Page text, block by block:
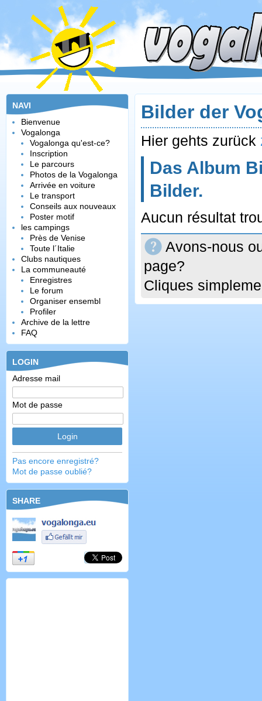
NAVI
Bienvenue
Vogalonga
Vogalonga qu'est-ce?
Inscription
Le parcours
Photos de la Vogalonga
Arrivée en voiture
Le transport
Conseils aux nouveaux
Poster motif
les campings
Près de Venise
Toute l´Italie
Clubs nautiques
La communeauté
Enregistres
Le forum
Organiser ensembl
Profiler
Archive de la lettre
FAQ
LOGIN
Adresse mail
Mot de passe
Pas encore enregistré?
Mot de passe oublié?
SHARE
Bilder der
Hier gehts zurück
Das Album
Bilder.
Aucun résultat
Avons-nous
page?
Cliques